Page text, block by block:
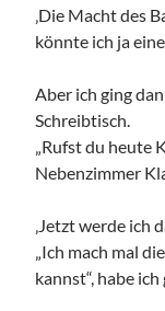
‚Die Macht des
könnte ich ja
Aber ich ging
Schreibtisch.
„Rufst du heute
Nebenzimmer
‚Jetzt werde ich
„Ich mach mal
kannst“, habe